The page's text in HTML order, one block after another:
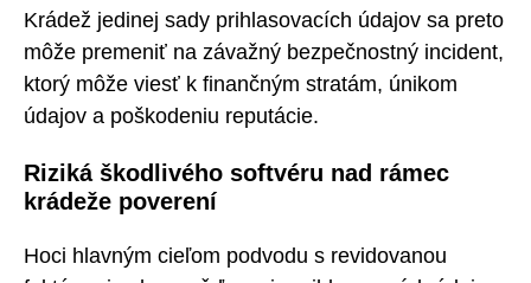
Krádež jedinej sady prihlasovacích údajov sa preto
môže premeniť na závažný bezpečnostný incident,
ktorý môže viesť k finančným stratám, únikom
údajov a poškodeniu reputácie.
Riziká škodlivého softvéru nad rámec
krádeže poverení
Hoci hlavným cieľom podvodu s revidovanou